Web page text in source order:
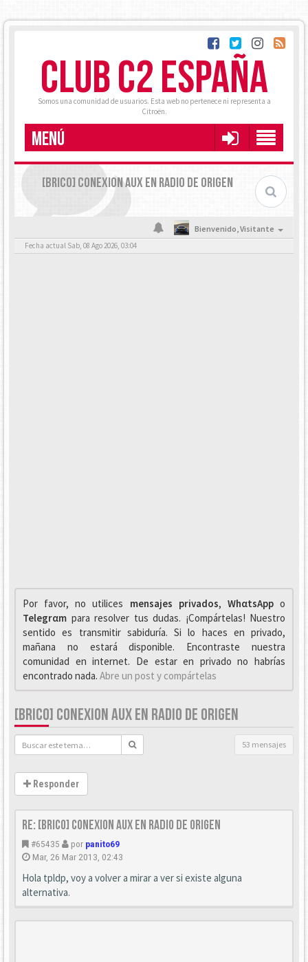
CLUB C2 ESPAÑA
Somos una comunidad de usuarios. Esta web no pertenece ni representa a
Citroën.
MENÚ
[BRICO] CONEXION AUX EN RADIO DE ORIGEN
Bienvenido,Visitante
Fecha actual Sab, 08 Ago 2026, 03:04
Por favor, no utilices mensajes privados, WhαtsAppo
Telegrαm para resolver tus dudas. ¡Compártelas! Nuestro
sentido es transmitir sabiduría. Si lo haces en privado,
mañana no estará disponible. Encontraste nuestra
comunidad en internet. De estar en privado no habrías
encontrado nada. Abre un post y compártelas
[BRICO] CONEXION AUX EN RADIO DE ORIGEN
53 mensajes
Responder
Re: [Brico] Conexion AUX en radio de origen
#65435 por panito69
Mar, 26 Mar 2013, 02:43
Hola tpldp, voy a volver a mirar a ver si existe alguna
alternativa.